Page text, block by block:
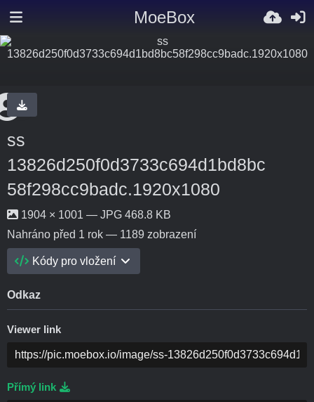
MoeBox
ss
13826d250f0d3733c694d1bd8bc
58f298cc9badc.1920x1080
1904 × 1001 — JPG 468.8 KB
Nahráno před 1 rok — 1189 zobrazení
Kódy pro vložení
Odkaz
Viewer link
Přímý link